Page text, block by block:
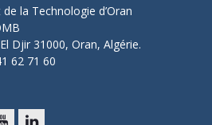
la Technologie d’Oran
Djir 31000, Oran, Algérie.
62 71 60